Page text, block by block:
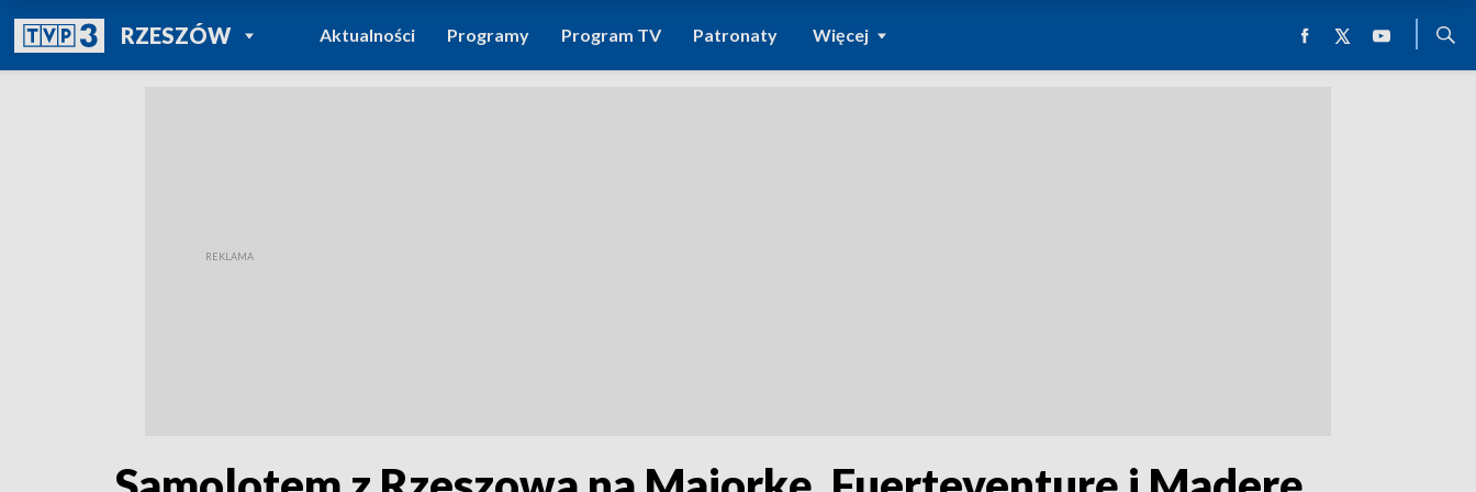
RZESZÓWPOWRÓT DO
TVP REGIONY
Aktualności Programy Program TV Patronaty Więcej